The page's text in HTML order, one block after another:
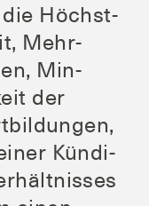
Höchst­
Mehr­
Min­
der
Kün­di­